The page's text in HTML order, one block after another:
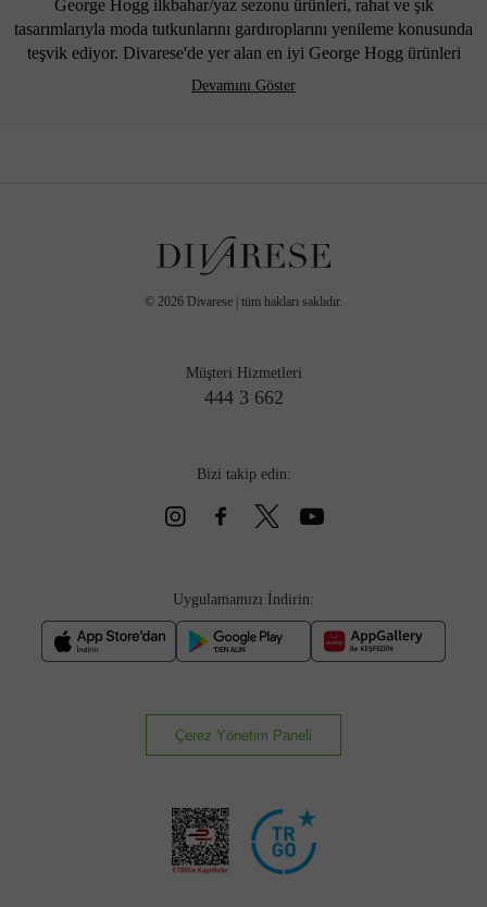
George Hogg ilkbahar/yaz sezonu ürünleri, rahat ve şık
tasarımlarıyla moda tutkunlarını gardıroplarını yenileme konusunda
teşvik ediyor. Divarese'de yer alan en iyi George Hogg ürünleri
arasında süet ve loafer ayakkabılar, deri cüzdanlar, postacı çantaları,
En İyi Mevsimlik George Hogg Ayakkabı ve Aksesuarları
Divarese'de!
Divarese, kaliteli ayakkabıdan vazgeçemeyen kullanıcılar için en iyi
modelleri, deri cüzdanlar, süet ve loafer ayakkabılar, deri
pasaportluklar, çorap setleri, postacı çantaları, kemerler, sırt çantaları,
yoğun ilgi görüyor.
Günlük hayatta şıklığı tamamlamak ya da seyahatlerde güçlü bir stil
George Hogg ayakkabı ve aksesuarlarını keşfetmek için ürünlere
yeniden göz atarak ayrıntılı bir keşif yapabilirsiniz!
uygun fiyat aralıklarıyla pek çok alıcının dikkatini çekiyor. Zarif
tasarımları ve nefes alabilen yapılarıyla George Hogg süet ayakkabı
modelleri ise yaz mevsiminin hafifliğini ayaklara taşıyor.
Devamını Göster
© 2026 Divarese | tüm hakları saklıdır.
Müşteri Hizmetleri
444 3 662
Bizi takip edin:
Uygulamamızı İndirin:
Çerez Yönetim Paneli